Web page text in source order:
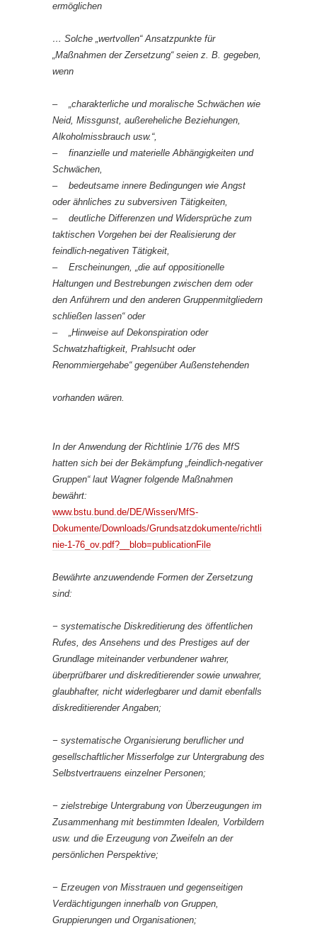
ermöglichen
… Solche „wertvollen“ Ansatzpunkte für
„Maßnahmen der Zersetzung“ seien z. B. gegeben,
wenn
– „charakterliche und moralische Schwächen wie
Neid, Missgunst, außereheliche Beziehungen,
Alkoholmissbrauch usw.“,
– finanzielle und materielle Abhängigkeiten und
Schwächen,
– bedeutsame innere Bedingungen wie Angst
oder ähnliches zu subversiven Tätigkeiten,
– deutliche Differenzen und Widersprüche zum
taktischen Vorgehen bei der Realisierung der
feindlich-negativen Tätigkeit,
– Erscheinungen, „die auf oppositionelle
Haltungen und Bestrebungen zwischen dem oder
den Anführern und den anderen Gruppenmitgliedern
schließen lassen“ oder
– „Hinweise auf Dekonspiration oder
Schwatzhaftigkeit, Prahlsucht oder
Renommiergehabe“ gegenüber Außenstehenden
vorhanden wären.
In der Anwendung der Richtlinie 1/76 des MfS
hatten sich bei der Bekämpfung „feindlich-negativer
Gruppen“ laut Wagner folgende Maßnahmen
bewährt:
www.bstu.bund.de/DE/Wissen/MfS-
Dokumente/Downloads/Grundsatzdokumente/richtli
nie-1-76_ov.pdf?__blob=publicationFile
Bewährte anzuwendende Formen der Zersetzung
sind:
− systematische Diskreditierung des öffentlichen
Rufes, des Ansehens und des Prestiges auf der
Grundlage miteinander verbundener wahrer,
überprüfbarer und diskreditierender sowie unwahrer,
glaubhafter, nicht widerlegbarer und damit ebenfalls
diskreditierender Angaben;
− systematische Organisierung beruflicher und
gesellschaftlicher Misserfolge zur Untergrabung des
Selbstvertrauens einzelner Personen;
− zielstrebige Untergrabung von Überzeugungen im
Zusammenhang mit bestimmten Idealen, Vorbildern
usw. und die Erzeugung von Zweifeln an der
persönlichen Perspektive;
− Erzeugen von Misstrauen und gegenseitigen
Verdächtigungen innerhalb von Gruppen,
Gruppierungen und Organisationen;